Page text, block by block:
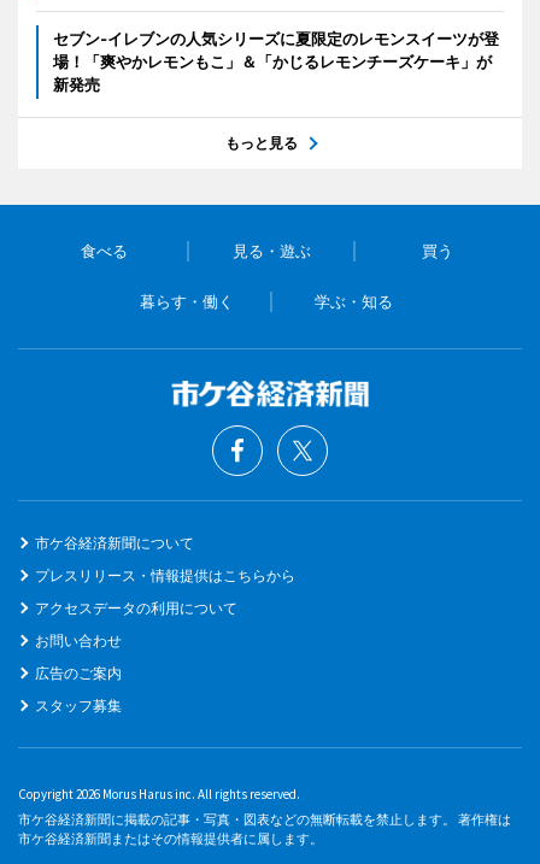
セブン‐イレブンの人気シリーズに夏限定のレモンスイーツが登
場！「爽やかレモンもこ」＆「かじるレモンチーズケーキ」が
新発売
もっと見る
食べる 見る・遊ぶ 買う
暮らす・働く 学ぶ・知る
市ケ谷経済新聞について
プレスリリース・情報提供はこちらから
アクセスデータの利用について
お問い合わせ
広告のご案内
スタッフ募集
Copyright 2026 Morus Harus inc. All rights reserved.
市ケ谷経済新聞に掲載の記事・写真・図表などの無断転載を禁止します。 著作権は
市ケ谷経済新聞またはその情報提供者に属します。